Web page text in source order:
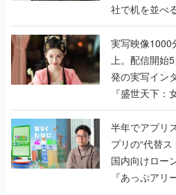
社で机を並べ
『TATSUJIN
んだレジェン
実写映像1000
上。配信開始
発の実写イン
『盛世天下
うこだわりを
半年でアプリスト
プリの“代替
国内向けロー
『あっぷア